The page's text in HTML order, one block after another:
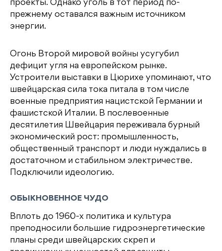
проекты. Однако уголь в тот период по-
прежнему оставался важным источником
энергии.
Огонь Второй мировой войны усугубил
дефицит угля на европейском рынке.
Устроители выставки в Цюрихе упоминают, что
швейцарская сила тока питала в том числе
военные предприятия нацистской Германии и
фашистской Италии. В послевоенные
десятилетия Швейцария переживала бурный
экономический рост: промышленность,
общественный транспорт и люди нуждались в
достаточном и стабильном электричестве.
Подключили идеологию.
ОБЫКНОВЕННОЕ ЧУДО
Вплоть до 1960-х политика и культура
преподносили большие гидроэнергетические
планы среди швейцарских скреп и